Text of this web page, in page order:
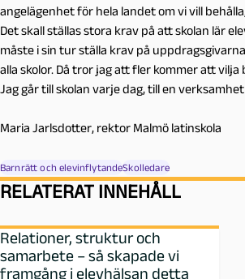
angelägenhet för hela landet om vi vill
Det skall ställas stora krav på att skolan lär
måste i sin tur ställa krav på
alla skolor. Då tror jag att fler kommer att vilja
Jag går till skolan varje dag, till en
Maria Jarlsdotter, rektor Malmö latinskola
Barnrätt och elevinflytandeSkolledare
RELATERAT INNEHÅLL
Relationer, struktur och
samarbete – så skapade vi
framgång i elevhälsan detta